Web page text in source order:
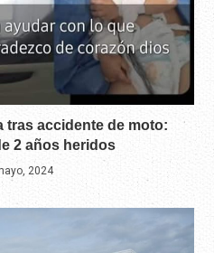
tras accidente de moto:
2 años heridos
2024